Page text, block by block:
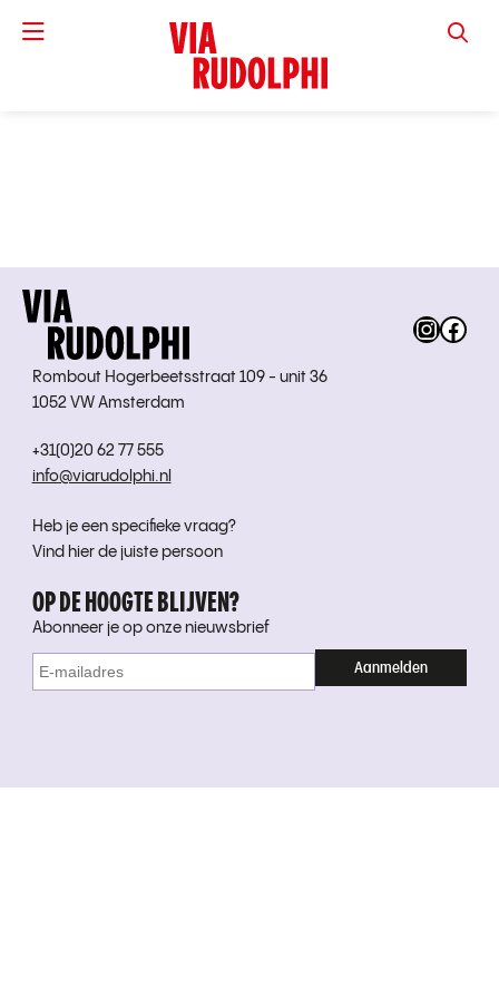
VIA
Rombout Hogerbeetsstraat 109 - unit 36
1052 VW Amsterdam
+31(0)20 62 77 555
info@viarudolphi.nl
Heb je een specifieke vraag?
Vind hier de juiste persoon
OP DE HOOGTE BLIJVEN?
Abonneer je op onze nieuwsbrief